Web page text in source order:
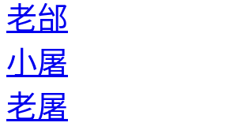
老邰
小屠
老屠